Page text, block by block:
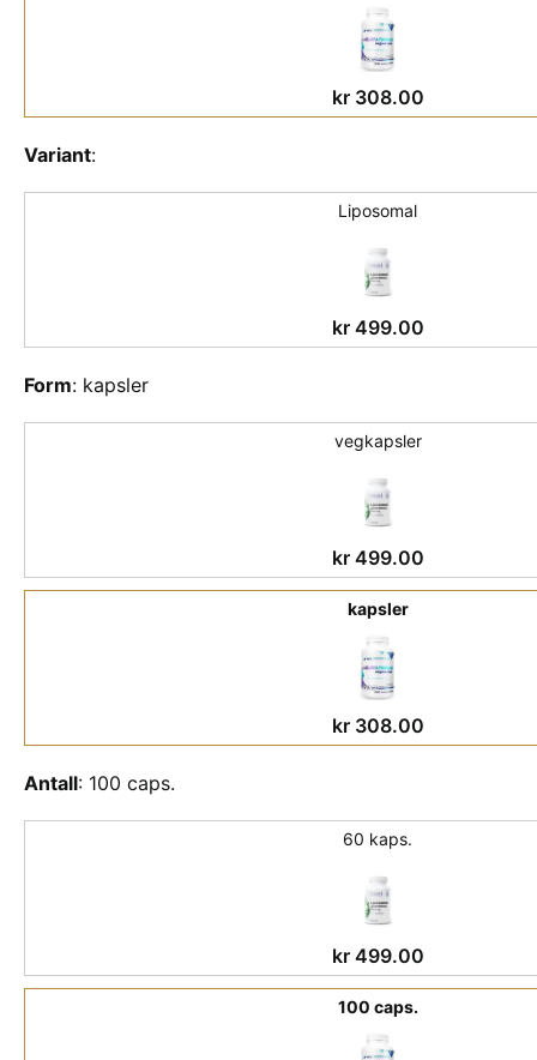
kr308.00
Variant:
Liposomal
kr499.00
Form: kapsler
vegkapsler
kr499.00
kapsler
kr308.00
Antall: 100 caps.
60 kaps.
kr499.00
100 caps.